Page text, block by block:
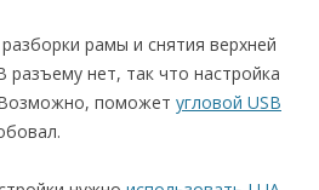
рамы и снятия верхней
разъему нет, так что настройка
поможет угловой USB